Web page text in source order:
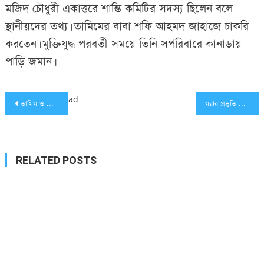
মজিদ চৌধুরী একাত্তরে শান্তি কমিটির সদস্য ছিলেন বলে
স্থানীয়দের তথ্য। তামিমের বাবা শফি আহমদ জাহাজে চাকরি
করতেন। মুক্তিযুদ্ধ পরবর্তী সময়ে তিনি সপরিবারে কানাডায়
পাড়ি জমান।
Post
তামিম ও মেজর জিয়াকে ধরিয়ে দিলে ২০ লাখ করে পুরস্কার মরার প্রস্তুতি নিয়ে স্ত্রী’র দ্বিতীয় বিয়েও ঠিক করে রাখে জঙ্গিরা
ad
RELATED POSTS